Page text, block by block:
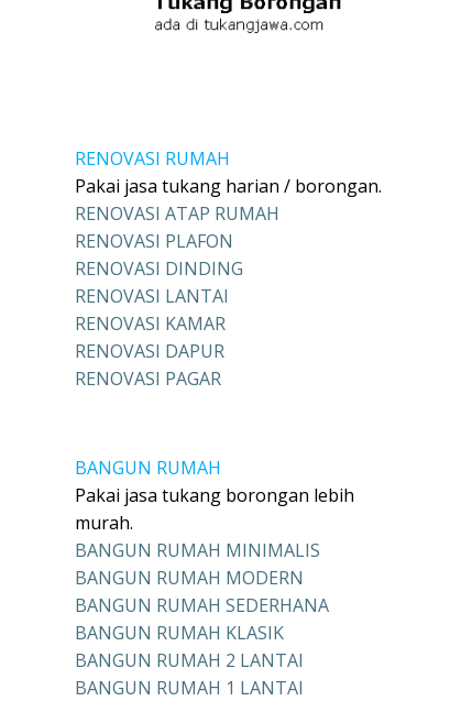
RENOVASI RUMAH
Pakai jasa tukang harian / borongan.
RENOVASI ATAP RUMAH
RENOVASI PLAFON
RENOVASI DINDING
RENOVASI LANTAI
RENOVASI KAMAR
RENOVASI DAPUR
RENOVASI PAGAR
BANGUN RUMAH
Pakai jasa tukang borongan lebih
murah.
BANGUN RUMAH MINIMALIS
BANGUN RUMAH MODERN
BANGUN RUMAH SEDERHANA
BANGUN RUMAH KLASIK
BANGUN RUMAH 2 LANTAI
BANGUN RUMAH 1 LANTAI